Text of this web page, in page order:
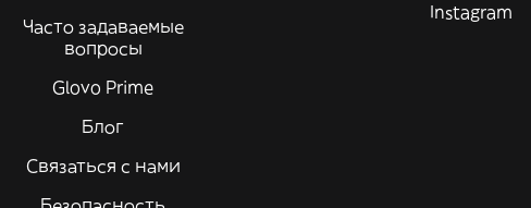
Часто задаваемые
вопросы
Glovo Prime
Блог
Связаться с нами
Instagram